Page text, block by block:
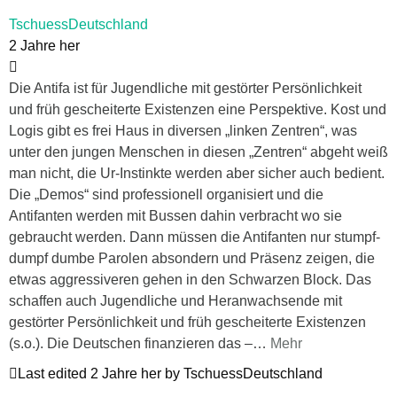
TschuessDeutschland
2 Jahre her
Die Antifa ist für Jugendliche mit gestörter Persönlichkeit
und früh gescheiterte Existenzen eine Perspektive. Kost und
Logis gibt es frei Haus in diversen „linken Zentren“, was
unter den jungen Menschen in diesen „Zentren“ abgeht weiß
man nicht, die Ur-Instinkte werden aber sicher auch bedient.
Die „Demos“ sind professionell organisiert und die
Antifanten werden mit Bussen dahin verbracht wo sie
gebraucht werden. Dann müssen die Antifanten nur stumpf-
dumpf dumbe Parolen absondern und Präsenz zeigen, die
etwas aggressiveren gehen in den Schwarzen Block. Das
schaffen auch Jugendliche und Heranwachsende mit
gestörter Persönlichkeit und früh gescheiterte Existenzen
(s.o.). Die Deutschen finanzieren das –… Mehr
Last edited 2 Jahre her by TschuessDeutschland